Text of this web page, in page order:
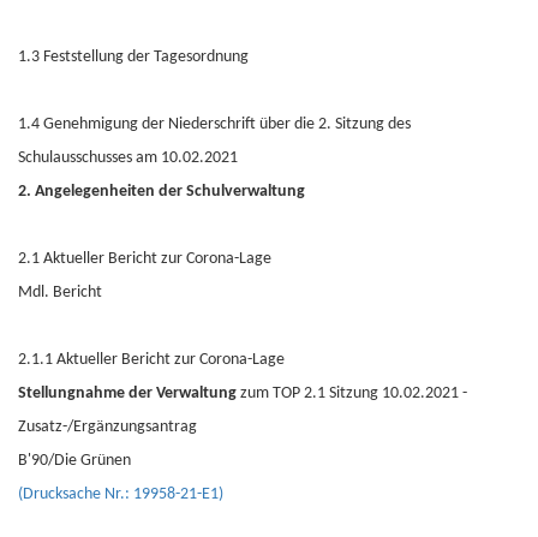
1.3 Feststellung der Tagesordnung
1.4 Genehmigung der Niederschrift über die 2. Sitzung des
Schulausschusses am 10.02.2021
2. Angelegenheiten der Schulverwaltung
2.1 Aktueller Bericht zur Corona-Lage
Mdl. Bericht
2.1.1 Aktueller Bericht zur Corona-Lage
Stellungnahme der Verwaltung zum TOP 2.1 Sitzung 10.02.2021 -
Zusatz-/Ergänzungsantrag
B'90/Die Grünen
(Drucksache Nr.: 19958-21-E1)